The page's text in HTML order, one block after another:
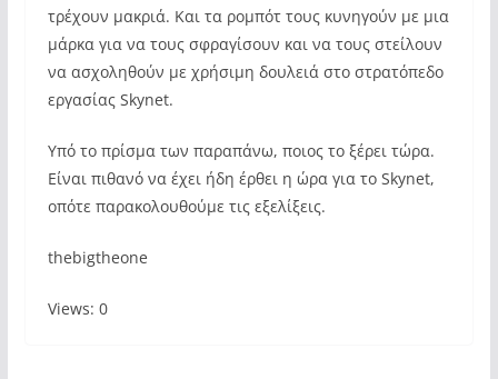
τρέχουν μακριά. Και τα ρομπότ τους κυνηγούν με μια
μάρκα για να τους σφραγίσουν και να τους στείλουν
να ασχοληθούν με χρήσιμη δουλειά στο στρατόπεδο
εργασίας Skynet.
Υπό το πρίσμα των παραπάνω, ποιος το ξέρει τώρα.
Είναι πιθανό να έχει ήδη έρθει η ώρα για το Skynet,
οπότε παρακολουθούμε τις εξελίξεις.
thebigtheone
Views: 0